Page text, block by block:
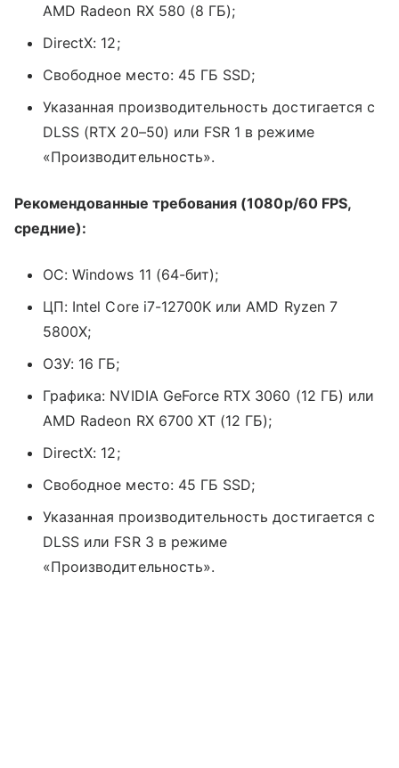
AMD Radeon RX 580 (8 ГБ);
DirectX: 12;
Свободное место: 45 ГБ SSD;
Указанная производительность достигается с
DLSS (RTX 20–50) или FSR 1 в режиме
«Производительность».
Рекомендованные требования (1080p/60 FPS,
средние):
ОС: Windows 11 (64-бит);
ЦП: Intel Core i7-12700K или AMD Ryzen 7
5800X;
ОЗУ: 16 ГБ;
Графика: NVIDIA GeForce RTX 3060 (12 ГБ) или
AMD Radeon RX 6700 XT (12 ГБ);
DirectX: 12;
Свободное место: 45 ГБ SSD;
Указанная производительность достигается с
DLSS или FSR 3 в режиме
«Производительность».